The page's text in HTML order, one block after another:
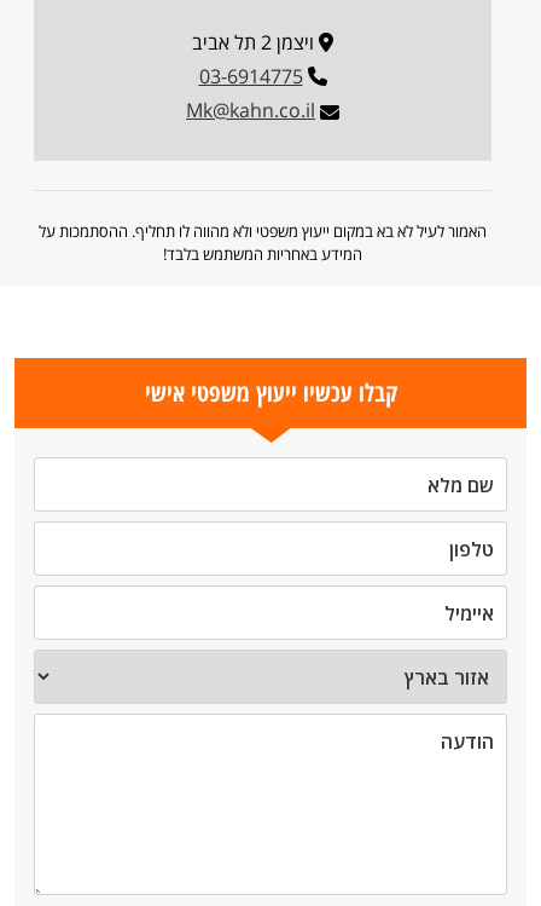
ויצמן 2 תל אביב
03-6914775
Mk@kahn.co.il
האמור לעיל לא בא במקום ייעוץ משפטי ולא מהווה לו תחליף. ההסתמכות על
המידע באחריות המשתמש בלבד!
קבלו עכשיו ייעוץ משפטי אישי